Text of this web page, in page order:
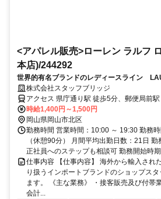
<アパレル販売>ローレン ラルフ
本店)/244292
世界的有名ブランドのレディースライン
LAUREN（岡山天満屋）前払いOK
株式会社スタッフブリッジ
アクセス 県庁通り駅 徒歩5分、郵便局前
時給1,400円～1,500円
岡山県岡山市北区
勤務時間 営業時間：10:00 ～ 19:30 勤務
（休憩90分） 月間平均出勤日数：21日
正社員へのステップも相談可 勤務開始時
仕事内容 【仕事内容】 海外から輸入され
り扱うインポートブランドのショップス
ます。 《主な業務》 ・接客販売及び付帯
会計...